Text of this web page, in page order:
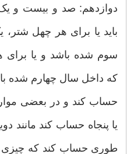
دوازدهم: صد و بیست و
باید یا برای هر چهل
سوم شده باشد و یا برای
كه داخل سال چهارم شده
حساب كند و در بعضی
یا پنجاه حساب كند مانند
طوری حساب كند كه چیزی